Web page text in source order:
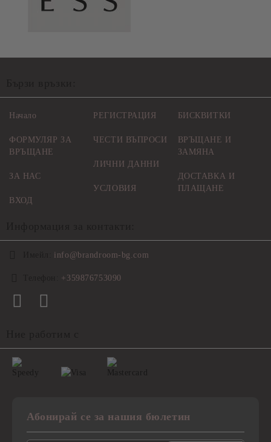
Начало
ФОРМУЛЯР ЗА
ВРЪЩАНЕ
ЗА НАС
ВХОД
РЕГИСТРАЦИЯ
ЧЕСТИ ВЪПРОСИ
ЛИЧНИ ДАННИ
УСЛОВИЯ
БИСКВИТКИ
ВРЪЩАНЕ И
ЗАМЯНА
ДОСТАВКА И
ПЛАЩАНЕ
info@brandroom-bg.com
+359876753090
Абонирай се за нашия бюлетин